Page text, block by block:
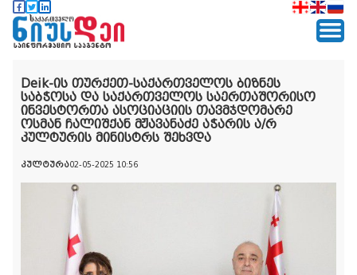
Deik-ის თურქეთ-საქართველოს ბიზნეს
საბჭოსა და საქართველოს საერთაშორისო
ინვესტორთა ასოციაციის თავმჯდომარე
ოსმან ჩალიშქან მჟავანაძე აჭარის ა/რ
კულტურის მინისტრს შეხვდა
კულტურა02-05-2025 10:56